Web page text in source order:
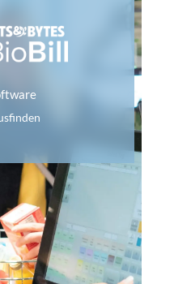
benutzerfreundlich,
Lösungen wie BioBill
schnellen und